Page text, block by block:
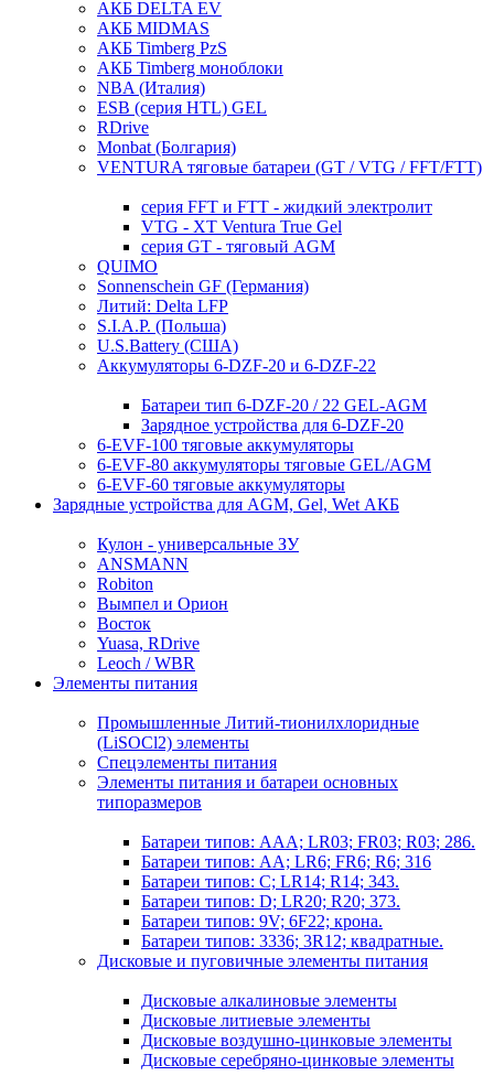
АКБ DELTA EV
АКБ MIDMAS
АКБ Timberg PzS
АКБ Timberg моноблоки
NBA (Италия)
ESB (серия HTL) GEL
RDrive
Monbat (Болгария)
VENTURA тяговые батареи (GT / VTG / FFT/FTT)
серия FFT и FTT - жидкий электролит
VTG - XT Ventura True Gel
серия GT - тяговый AGM
QUIMO
Sonnenschein GF (Германия)
Литий: Delta LFP
S.I.A.P. (Польша)
U.S.Battery (США)
Аккумуляторы 6-DZF-20 и 6-DZF-22
Батареи тип 6-DZF-20 / 22 GEL-AGM
Зарядное устройства для 6-DZF-20
6-EVF-100 тяговые аккумуляторы
6-EVF-80 аккумуляторы тяговые GEL/AGM
6-EVF-60 тяговые аккумуляторы
Зарядные устройства для AGM, Gel, Wet АКБ
Кулон - универсальные ЗУ
ANSMANN
Robiton
Вымпел и Орион
Восток
Yuasa, RDrive
Leoch / WBR
Элементы питания
Промышленные Литий-тионилхлоридные
(LiSOCl2) элементы
Спецэлементы питания
Элементы питания и батареи основных
типоразмеров
Батареи типов: AAA; LR03; FR03; R03; 286.
Батареи типов: AA; LR6; FR6; R6; 316
Батареи типов: C; LR14; R14; 343.
Батареи типов: D; LR20; R20; 373.
Батареи типов: 9V; 6F22; крона.
Батареи типов: 3336; 3R12; квадратные.
Дисковые и пуговичные элементы питания
Дисковые алкалиновые элементы
Дисковые литиевые элементы
Дисковые воздушно-цинковые элементы
Дисковые серебряно-цинковые элементы